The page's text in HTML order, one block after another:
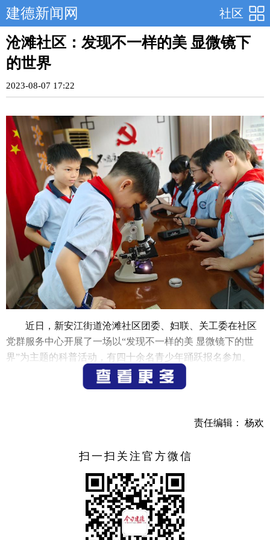
社区
建德新闻网
沧滩社区：发现不一样的美 显微镜下
的世界
2023-08-07 17:22
近日，新安江街道沧滩社区团委、妇联、关工委在社区
党群服务中心开展了一场以“发现不一样的美 显微镜下的世
界”为主题的科普活动，有四十余名青少年踊跃报名参加。
显微镜下的“微观之旅”要从沧滩社区社工的精彩讲解开
的最小的物体；从看得见的物体（如水杯），再到肉眼看不
吸引
孩子们的注意力——“发现不一样的美 显
孩子们对显微镜充满了好奇，迫不及待地想要尝试，在
社工老师的指导下，孩子们有序地使用显微镜进行观察，通
过显微镜观察了各种类型的切片，如脊髓切片、洋葱表皮切
责任编辑： 杨欢
扫一扫关注官方微信